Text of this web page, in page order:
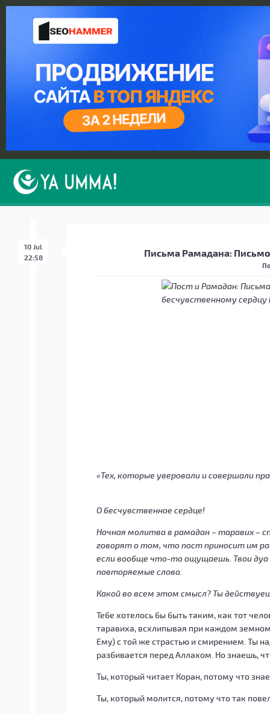
10 Jul
22:58
Письма Рамадана: Письмо
«Тех, которые уверовали и совершали
О бесчувственное сердце!
Ночная молитва в рамадан – таравих –
говорят о том, что пост приносит им
если вообще что-то ощущаешь. Твои
повторяемые слова.
Какой во всем этом смысл? Ты
Тебе хотелось бы быть таким, как тот
таравиха, всхлипывая при каждом
Ему) с той же страстью и смирением. Ты
разбивается перед Аллахом. Но знаешь,
Ты, который читает Коран, потому что
Ты, который молится, потому что так